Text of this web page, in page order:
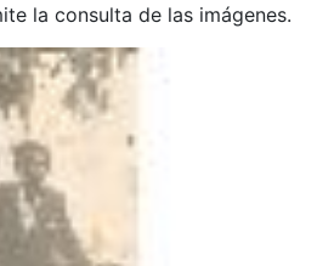
la consulta de las imágenes.